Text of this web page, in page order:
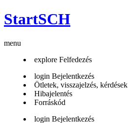
StartSCH
menu
explore Felfedezés
login Bejelentkezés
Ötletek, visszajelzés, kérdések
Hibajelentés
Forráskód
login Bejelentkezés